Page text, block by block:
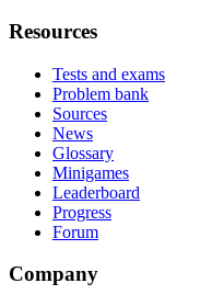
Resources
Tests and exams
Problem bank
Sources
News
Glossary
Minigames
Leaderboard
Progress
Forum
Company